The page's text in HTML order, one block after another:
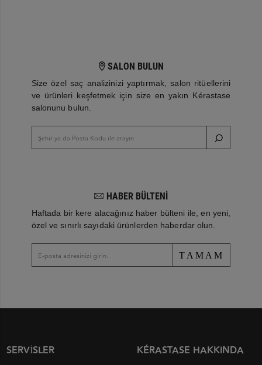
SALON BULUN
Size özel saç analizinizi yaptırmak, salon ritüellerini
ve ürünleri keşfetmek için size en yakın Kérastase
salonunu bulun.
HABER BÜLTENİ
Haftada bir kere alacağınız haber bülteni ile, en yeni,
özel ve sınırlı sayıdaki ürünlerden haberdar olun.
TAMAM
SERVISLER KÉRASTASE HAKKINDA